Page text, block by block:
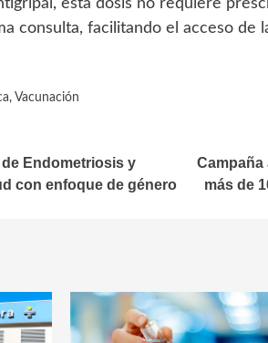
esta dosis no requiere
consulta, facilitando el acceso de
, Vacunación
de Endometriosis y
con enfoque de género
Campaña
más de